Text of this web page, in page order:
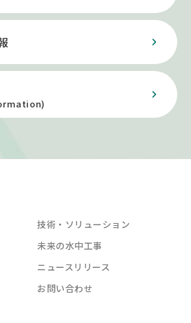
技術・ソリューション
未来の水中工事
ニュースリリース
お問い合わせ